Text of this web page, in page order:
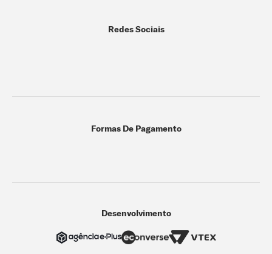
Redes Sociais
Formas De Pagamento
Desenvolvimento